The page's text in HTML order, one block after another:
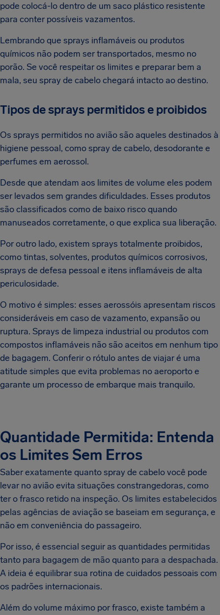
pode colocá-lo dentro de um saco plástico resistente
para conter possíveis vazamentos.
Lembrando que sprays inflamáveis ou produtos
químicos não podem ser transportados, mesmo no
porão. Se você respeitar os limites e preparar bem a
mala, seu spray de cabelo chegará intacto ao destino.
Tipos de sprays permitidos e proibidos
Os sprays permitidos no avião são aqueles destinados à
higiene pessoal, como spray de cabelo, desodorante e
perfumes em aerossol.
Desde que atendam aos limites de volume eles podem
ser levados sem grandes dificuldades. Esses produtos
são classificados como de baixo risco quando
manuseados corretamente, o que explica sua liberação.
Por outro lado, existem sprays totalmente proibidos,
como tintas, solventes, produtos químicos corrosivos,
sprays de defesa pessoal e itens inflamáveis de alta
periculosidade.
O motivo é simples: esses aerossóis apresentam riscos
consideráveis em caso de vazamento, expansão ou
ruptura. Sprays de limpeza industrial ou produtos com
compostos inflamáveis não são aceitos em nenhum tipo
de bagagem. Conferir o rótulo antes de viajar é uma
atitude simples que evita problemas no aeroporto e
garante um processo de embarque mais tranquilo.
Quantidade Permitida: Entenda
os Limites Sem Erros
Saber exatamente quanto spray de cabelo você pode
levar no avião evita situações constrangedoras, como
ter o frasco retido na inspeção. Os limites estabelecidos
pelas agências de aviação se baseiam em segurança, e
não em conveniência do passageiro.
Por isso, é essencial seguir as quantidades permitidas
tanto para bagagem de mão quanto para a despachada.
A ideia é equilibrar sua rotina de cuidados pessoais com
os padrões internacionais.
Além do volume máximo por frasco, existe também a